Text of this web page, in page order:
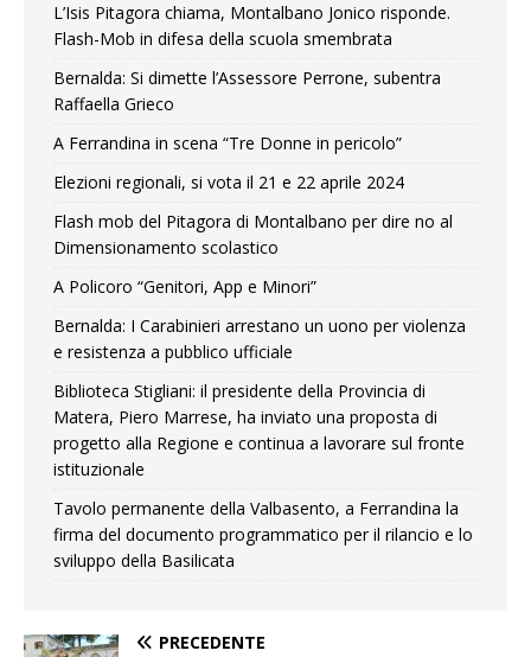
L’Isis Pitagora chiama, Montalbano Jonico risponde.
Flash-Mob in difesa della scuola smembrata
Bernalda: Si dimette l’Assessore Perrone, subentra
Raffaella Grieco
A Ferrandina in scena “Tre Donne in pericolo”
Elezioni regionali, si vota il 21 e 22 aprile 2024
Flash mob del Pitagora di Montalbano per dire no al
Dimensionamento scolastico
A Policoro “Genitori, App e Minori”
Bernalda: I Carabinieri arrestano un uono per violenza
e resistenza a pubblico ufficiale
Biblioteca Stigliani: il presidente della Provincia di
Matera, Piero Marrese, ha inviato una proposta di
progetto alla Regione e continua a lavorare sul fronte
istituzionale
Tavolo permanente della Valbasento, a Ferrandina la
firma del documento programmatico per il rilancio e lo
sviluppo della Basilicata
PRECEDENTE